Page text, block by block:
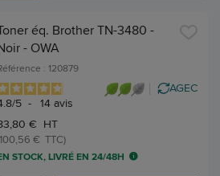
éq. Brother TN-3480 -
- OWA
: 120879
/5 - 14 avis
AGEC
€ HT
€ TTC)
STOCK, LIVRÉ EN 24/48H